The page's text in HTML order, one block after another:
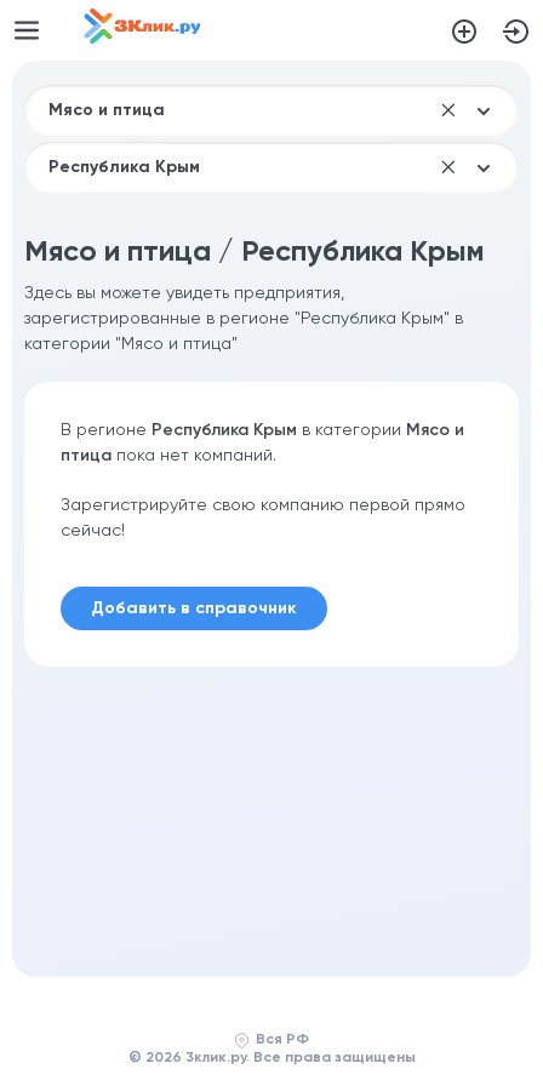
Мясо и птица / Республика Крым
Здесь вы можете увидеть предприятия,
зарегистрированные в регионе "Республика Крым" в
категории "Мясо и птица"
В регионе Республика Крым в категории Мясо и
птица пока нет компаний.
Зарегистрируйте свою компанию первой прямо
сейчас!
Добавить в справочник
Вся РФ
© 2026 3клик.ру. Все права защищены